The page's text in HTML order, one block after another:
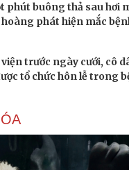
phút buông thả sau hơi
phát hiện mắc
trước ngày cưới, cô
tổ chức hôn lễ trong